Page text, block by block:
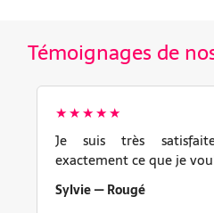
Témoignages de
★★★★★
Je suis très
exactement ce que je
Sylvie — Rougé